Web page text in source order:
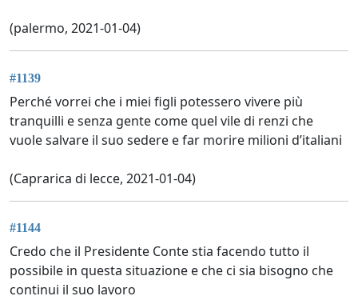
(palermo, 2021-01-04)
#1139
Perché vorrei che i miei figli potessero vivere più
tranquilli e senza gente come quel vile di renzi che
vuole salvare il suo sedere e far morire milioni d’italiani
(Caprarica di lecce, 2021-01-04)
#1144
Credo che il Presidente Conte stia facendo tutto il
possibile in questa situazione e che ci sia bisogno che
continui il suo lavoro